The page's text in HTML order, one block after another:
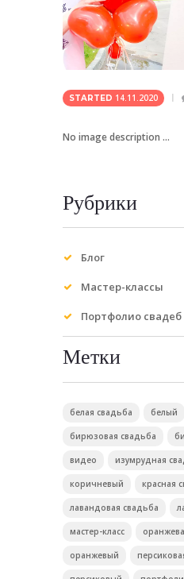
STARTED 14.11.2020
No image description ...
Рубрики
Блог
Мастер-классы
Портфолио свадеб
Метки
белая свадьба белый
бирюзовая свадьба
видео изумрудная
коричневый красная
лавандовая свадьба
мастер-класс
оранжевый